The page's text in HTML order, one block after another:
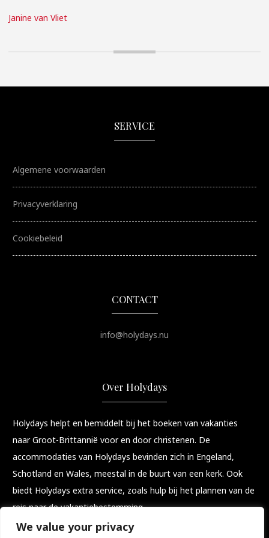
We value your privacy
Janine van Vliet
SERVICE
Algemene voorwaarden
Privacyverklaring
Cookiebeleid
CONTACT
info@holydays.nu
Over Holydays
Holydays helpt en bemiddelt bij het boeken van vakanties
naar Groot-Brittannië voor en door christenen. De
accommodaties van Holydays bevinden zich in Engeland,
Schotland en Wales, meestal in de buurt van een kerk. Ook
biedt Holydays extra service, zoals hulp bij het plannen van de
reis naar de vakantiebestemming.